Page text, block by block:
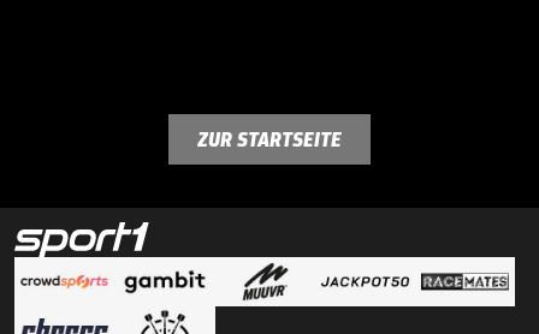
ZUR STARTSEITE